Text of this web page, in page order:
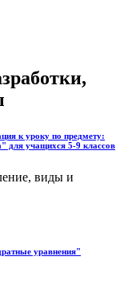
к уроку по предмету:
для учащихся 5-9 классов
виды и
уравнения"